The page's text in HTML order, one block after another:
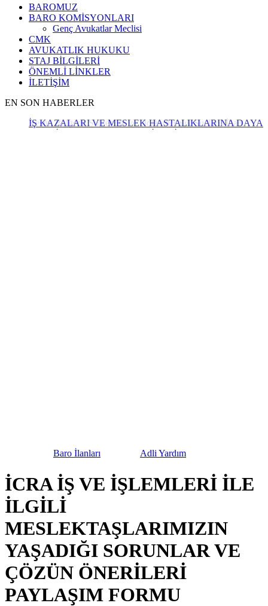
BAROMUZ
BARO KOMİSYONLARI
Genç Avukatlar Meclisi
CMK
AVUKATLIK HUKUKU
STAJ BİLGİLERİ
ÖNEMLİ LİNKLER
İLETİŞİM
EN SON HABERLER
İŞ KAZALARI VE MESLEK HASTALIKLARINA
Baro İlanları Adli Yardım
İCRA İŞ VE İŞLEMLERİ İLE
İLGİLİ
MESLEKTAŞLARIMIZIN
YAŞADIĞI SORUNLAR VE
ÇÖZÜN ÖNERİLERİ
PAYLAŞIM FORMU